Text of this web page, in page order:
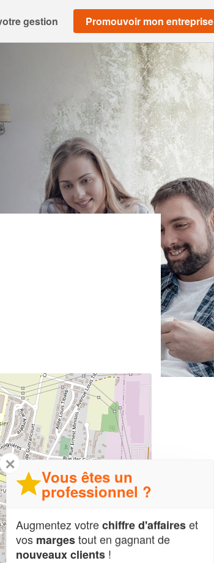
gestion Promouvoir mon entreprise
✕
Vous êtes un
professionnel ?
Augmentez votrechiffre d'affaireset
vos margestout en gagnant de
nouveaux clients !